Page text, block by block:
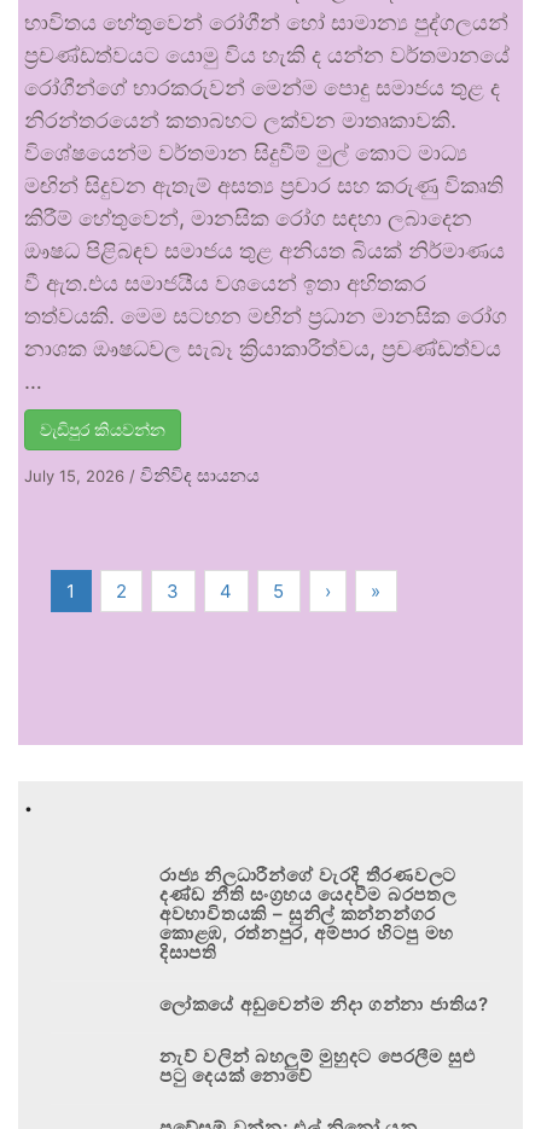
භාවිතය හේතුවෙන් රෝගීන් හෝ සාමාන්‍ය පුද්ගලයන්
ප්‍රචණ්ඩත්වයට යොමු විය හැකි ද යන්න වර්තමානයේ
රෝගීන්ගේ භාරකරුවන් මෙන්ම පොදු සමාජය තුළ ද
නිරන්තරයෙන් කතාබහට ලක්වන මාතෘකාවකි.
විශේෂයෙන්ම වර්තමාන සිදුවීම් මුල් කොට මාධ්‍ය
මඟින් සිදුවන ඇතැම් අසත්‍ය ප්‍රචාර සහ කරුණු විකෘති
කිරීම් හේතුවෙන්, මානසික රෝග සඳහා ලබාදෙන
ඖෂධ පිළිබඳව සමාජය තුළ අනියත බියක් නිර්මාණය
වී ඇත.එය සමාජයීය වශයෙන් ඉතා අහිතකර
තත්වයකි. මෙම සටහන මඟින් ප්‍රධාන මානසික රෝග
නාශක ඖෂධවල සැබෑ ක්‍රියාකාරීත්වය, ප්‍රචණ්ඩත්වය
…
වැඩිපුර කියවන්න
July 15, 2026 / විනිවිද සායනය
1 2 3 4 5 › »
.
රාජ්‍ය නිලධාරීන්ගේ වැරදි තීරණවලට
දණ්ඩ නීති සංග්‍රහය යෙදවීම බරපතල
අවභාවිතයකි – සුනිල් කන්නන්ගර
කොළඹ, රත්නපුර, අම්පාර හිටපු මහ
දිසාපති
ලෝකයේ අඩුවෙන්ම නිදා ගන්නා ජාතිය?
නැව් වලින් බහලුම් මුහුදට පෙරලීම සුළු
පටු දෙයක් නොවේ